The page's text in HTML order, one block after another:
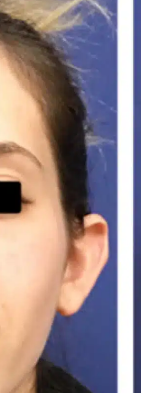
גילוי נאות, אבי הוא
הקטן. הוא גאון מגיל
תמיד בעל ידיי זהב. את
נתנתי לו לפני כמחצית
העשור והוא הצעיר אותי
בשני עשורים לפחות.
הפכתי לאחותה
של ביתי הצעירה.
הבא , במידה
אחי הקטן, יצעיר אותי
נוספת… הפעם זוהי
מתיחת פנים שלמה.(
שפתיים, עפעפיים וכל
שיוכל למתוח..). שוב
להיות בת שלושים
שפזיולוגית אני נושקת
הוא גאון עם ידיי זהב
קרא עוד
Seboek